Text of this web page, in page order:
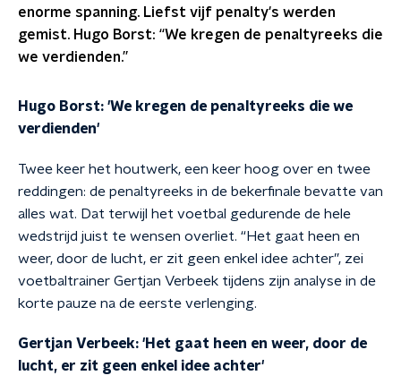
enorme spanning. Liefst vijf penalty's werden
gemist. Hugo Borst: “We kregen de penaltyreeks die
we verdienden.”
Hugo Borst: 'We kregen de penaltyreeks die we
verdienden'
Twee keer het houtwerk, een keer hoog over en twee
reddingen: de penaltyreeks in de bekerfinale bevatte van
alles wat. Dat terwijl het voetbal gedurende de hele
wedstrijd juist te wensen overliet. “Het gaat heen en
weer, door de lucht, er zit geen enkel idee achter”, zei
voetbaltrainer Gertjan Verbeek tijdens zijn analyse in de
korte pauze na de eerste verlenging.
Gertjan Verbeek: 'Het gaat heen en weer, door de
lucht, er zit geen enkel idee achter'